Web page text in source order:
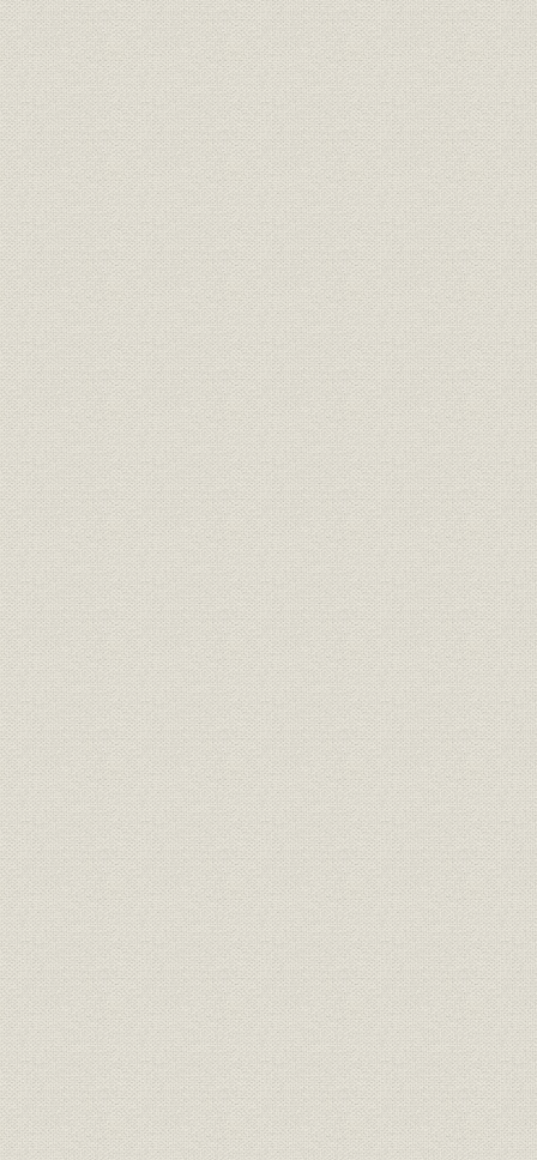
事業所
靴製造所は、主として弾直樹の
手で、また千住に近い地方町橋
場の革製造所は、三井組の北岡
文兵衛の手で運営されていたも
のとみられている。
[明治5年
商品;風俗
明治期の靴のいろいろ(平出鏗二
郎著『東京風俗史』より)
[明治期中
風俗
明治初期の官営鉄道の蒸気機関
車。鉄道員の制服も文明開化の
においがする。
明治初期
業界
札幌の老舗「イワイ靴店」は、
もともと伊勢勝造靴場で製靴業
を学んだ初代・岩井信六が、明
治11年北海道に渡って始めたも
の。北海道物産共進会で何度か
入選している(イワイ靴店提供)
[明治10年
事業所
東京府統計表による明治前期に
おける製靴工場の概要(明治
9~14年)
明治9年
(1881年)
生産
文明開化(明治20年ごろまで)の
靴の製造実績
明治9年
(1887年)
沿革
日本製靴(株)の創立系統図(桜組
系、東京製皮系、大蔵組系、福
島合名系)
慶応(1860
治43年)
通貨 日銀券発行前の政府紙幣10円札 [明治10年
金融機関
明治15年、日本銀行の開業当時
の建物は永代橋際にあった。な
お、のちに現在地の日本橋・本
石町へ移転
明治15年
製造工程
明治の錦絵「靴製造場の図」静
斎年一・画
[明治12年
資料
『東京流行細見記』の中の靴師
たち。(明治18年刊、告解図書館
蔵)
明治18年
靴;風俗
楊州周延「貴顕舞踏(きけんぶと
う)の略図」。女性の夜会服は、
襟元が広くあいたイブニング・
ドレス調が普通だが、図のよう
に襟元を包むのは、和服の習慣
から肌をあらわにすることを慎
んだからであろう(樋口弘氏蔵)
[明治20年
生産;業界
明治20年代東京各工場の靴の製
造実績
明治20年
(1898年)